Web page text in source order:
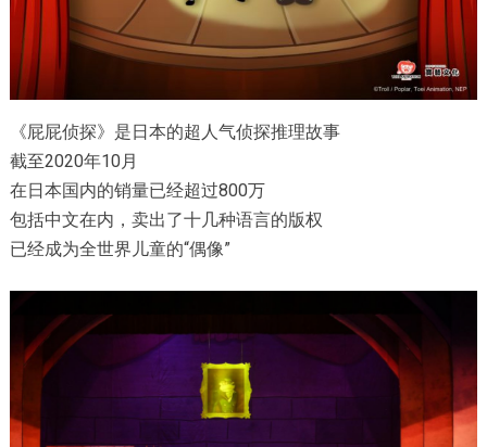
《屁屁侦探》是日本的超人气侦探推理故事
截至2020年10月
在日本国内的销量已经超过800万
包括中文在内，卖出了十几种语言的版权
已经成为全世界儿童的“偶像”